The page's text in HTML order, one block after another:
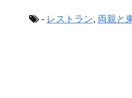
- レストラン, 両親と